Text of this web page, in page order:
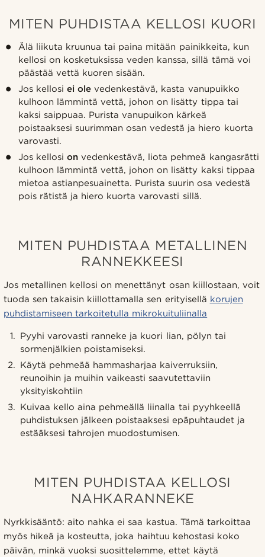
MITEN PUHDISTAA KELLOSI KUORI
Älä liikuta kruunua tai paina mitään painikkeita, kun
kellosi on kosketuksissa veden kanssa, sillä tämä voi
päästää vettä kuoren sisään.
Jos kellosiei ole vedenkestävä, kasta vanupuikko
kulhoon lämmintä vettä, johon on lisätty tippa tai
kaksi saippuaa. Purista vanupuikon kärkeä
poistaaksesi suurimman osan vedestä ja hiero kuorta
varovasti.
Jos kellosion vedenkestävä, liota pehmeä kangasrätti
kulhoon lämmintä vettä, johon on lisätty kaksi tippaa
mietoa astianpesuainetta. Purista suurin osa vedestä
pois rätistä ja hiero kuorta varovasti sillä.
MITEN PUHDISTAA METALLINEN
RANNEKKEESI
Jos metallinen kellosi on menettänyt osan kiillostaan, voit
tuoda sen takaisin kiillottamalla sen erityisellä korujen
puhdistamiseen tarkoitetulla mikrokuituliinalla
Pyyhi varovasti ranneke ja kuori lian, pölyn tai
sormenjälkien poistamiseksi.
Käytä pehmeää hammasharjaa kaiverruksiin,
reunoihin ja muihin vaikeasti saavutettaviin
yksityiskohtiin
Kuivaa kello aina pehmeällä liinalla tai pyyhkeellä
puhdistuksen jälkeen poistaaksesi epäpuhtaudet ja
estääksesi tahrojen muodostumisen.
MITEN PUHDISTAA KELLOSI
NAHKARANNEKE
Nyrkkisääntö: aito nahka ei saa kastua. Tämä tarkoittaa
myös hikeä ja kosteutta, joka haihtuu kehostasi koko
päivän, minkä vuoksi suosittelemme, ettet käytä